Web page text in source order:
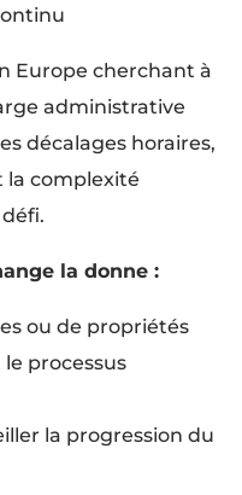
Europe cherchant à
administrative
décalages horaires,
la complexité
la donne :
ou de propriétés
processus
la progression du